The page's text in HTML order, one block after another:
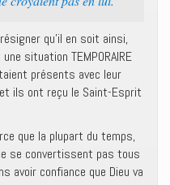
qu’il en soit ainsi,
situation TEMPORAIRE
présents avec leur
ils ont reçu le Saint-Esprit
que la plupart du temps,
se convertissent pas tous
avoir confiance que Dieu va